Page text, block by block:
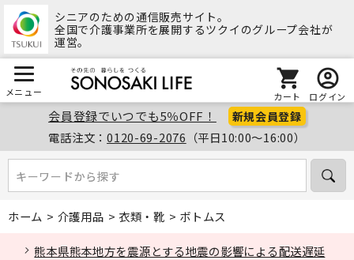
シニアのための通信販売サイト。
全国で介護事業所を展開するツクイのグループ会社が
運営。
メニュー カート ログイン
会員登録でいつでも5％OFF！ 新規会員登録
電話注文：0120-69-2076 （平日10:00～16:00）
キーワードから探す
キーワードから探す
ホーム > 介護用品 > 衣類・靴 > ボトムス
熊本県熊本地方を震源とする地震の影響による配送遅延